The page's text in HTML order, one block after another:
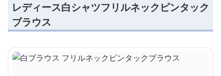
レディース白シャツフリルネックピンタック
ブラウス